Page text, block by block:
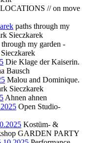
LOCATIONS // on move
paths through my
Sieczkarek
through my garden -
Die Klage der Kaiserin.
Bausch
Malou and Dominique.
Sieczkarek
Ahnen ahnen
Open Studio-
Kostüm- &
GARDEN PARTY